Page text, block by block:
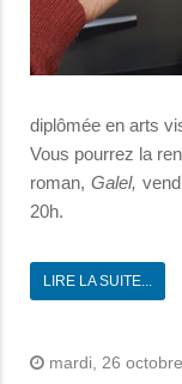
diplômée en arts
Vous pourrez la
roman, Galel,
20h.
LIRE LA SUITE...
mardi, 26